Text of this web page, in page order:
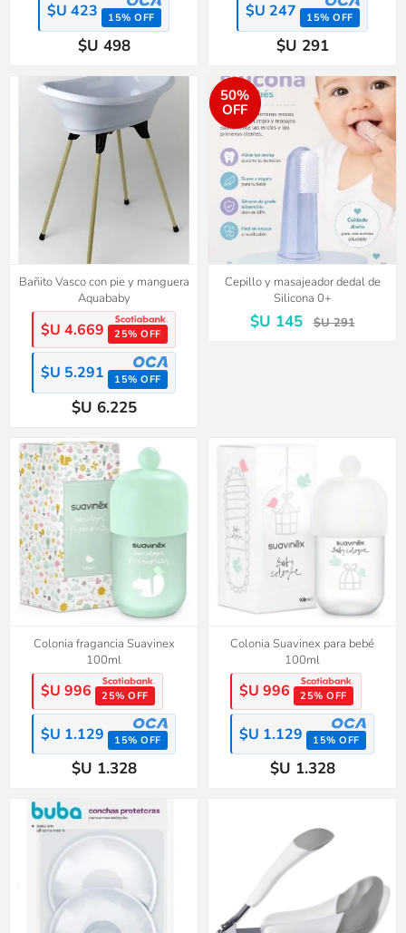
$U 423 15% OFF
$U 498
$U 247 15% OFF
$U 291
Bañito Vasco con pie y manguera
Aquababy
$U 4.669 25% OFF
$U 5.291 15% OFF
$U 6.225
50%
OFF
Cepillo y masajeador dedal de
Silicona 0+
$U 145 $U 291
Colonia fragancia Suavinex
100ml
$U 996 25% OFF
$U 1.129 15% OFF
$U 1.328
Colonia Suavinex para bebé
100ml
$U 996 25% OFF
$U 1.129 15% OFF
$U 1.328